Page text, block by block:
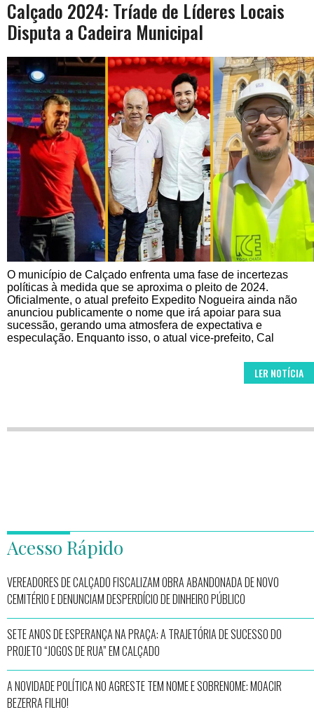
Calçado 2024: Tríade de Líderes Locais
Disputa a Cadeira Municipal
O município de Calçado enfrenta uma fase de incertezas
políticas à medida que se aproxima o pleito de 2024.
Oficialmente, o atual prefeito Expedito Nogueira ainda não
anunciou publicamente o nome que irá apoiar para sua
sucessão, gerando uma atmosfera de expectativa e
especulação. Enquanto isso, o atual vice-prefeito, Cal
LER NOTÍCIA
Acesso Rápido
VEREADORES DE CALÇADO FISCALIZAM OBRA ABANDONADA DE NOVO
CEMITÉRIO E DENUNCIAM DESPERDÍCIO DE DINHEIRO PÚBLICO
SETE ANOS DE ESPERANÇA NA PRAÇA: A TRAJETÓRIA DE SUCESSO DO
PROJETO “JOGOS DE RUA” EM CALÇADO
A NOVIDADE POLÍTICA NO AGRESTE TEM NOME E SOBRENOME: MOACIR
BEZERRA FILHO!